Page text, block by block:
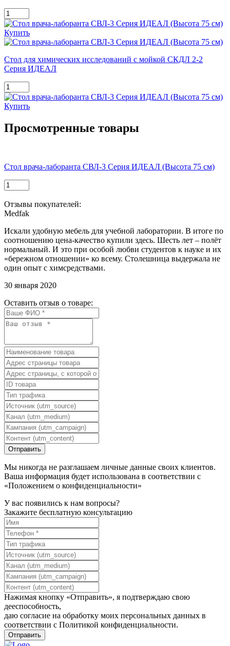
Купить
Стол для химических исследований с мойкой СКДЛ 2-2
Серия ИДЕАЛ
Купить
Просмотренные товары
Стол врача-лаборанта СВЛ-3 Серия ИДЕАЛ (Высота 75 см)
Отзывы покупателей:
Medfak
Искали удобную мебель для учебной лаборатории. В итоге по
соотношению цена-качество купили здесь. Шесть лет – полёт
нормальный. И это при особой любви студентов к науке и их
«бережном отношении» ко всему. Столешница выдержала не
один опыт с химсредствами.
30 января 2020
Оставить отзыв о товаре:
Мы никогда не разглашаем личные данные своих клиентов.
Ваша информация будет использована в соответствии с
«Положением о конфиденциальности»
У вас появились к нам вопросы?
Закажите бесплатную консультацию
Нажимая кнопку «Отправить», я подтверждаю свою
дееспособность,
даю согласие на обработку моих персональных данных в
соответствии с Политикой конфиденциальности.